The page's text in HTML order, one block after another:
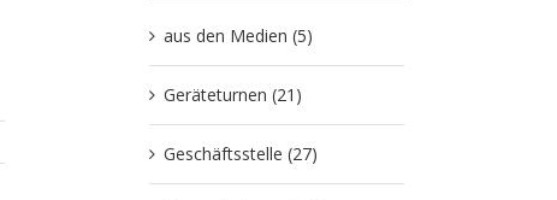
aus den Medien (5)
Geräteturnen (21)
Geschäftsstelle (27)